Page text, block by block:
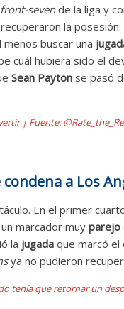
front-sevende la liga y
la
buscar una
cuál hubiera sido el
Sean Payton se pasó
| Fuente:
a Los
En el primer
marcador muy parejo
la jugada que marcó el
ya no pudieron
tenía que retornar un